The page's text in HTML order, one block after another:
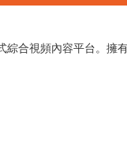
綜合視頻內容平台。擁